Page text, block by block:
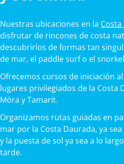
Nuestras ubicaciones en la
disfrutar de rincones de costa
descubrirlos de formas tan
de mar, el paddle surf o el
Ofrecemos cursos de iniciación
lugares privilegiados de la Costa
Móra y Tamarit.
Organizamos rutas guiadas en
mar por la Costa Daurada, ya
y la puesta de sol ya sea a lo
tarde.